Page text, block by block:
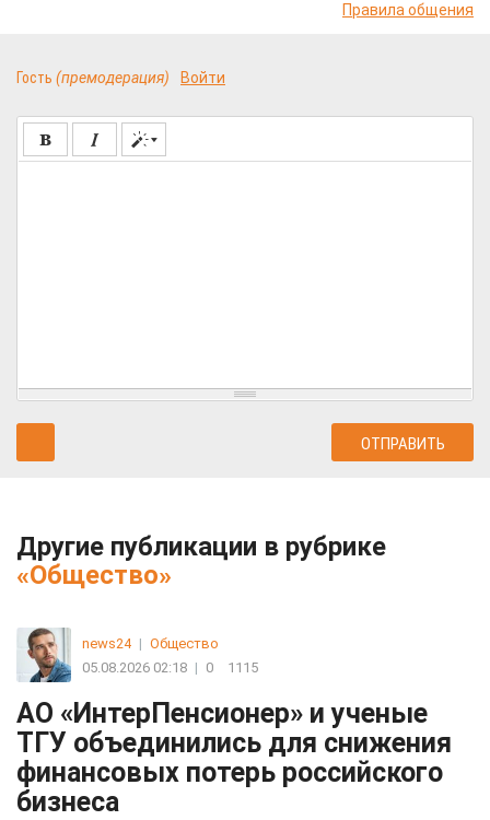
Правила общения
Гость (премодерация) Войти
Другие публикации в рубрике
«Общество»
news24 | Общество
05.08.2026 02:18 | 0 1115
АО «ИнтерПенсионер» и ученые
ТГУ объединились для снижения
финансовых потерь российского
бизнеса